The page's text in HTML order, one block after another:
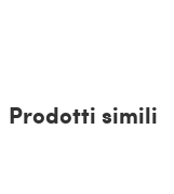
Prodotti simili